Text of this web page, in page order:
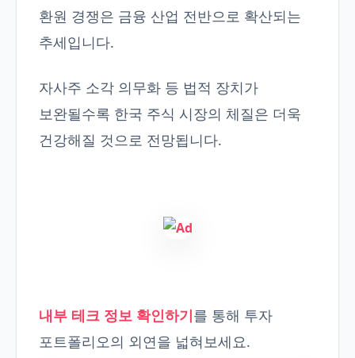
환원 경쟁은 금융 산업 전반으로 확산되는
추세입니다.
자사주 소각 의무화 등 법적 장치가
보완될수록 한국 주식 시장의 체질은 더욱
건강해질 것으로 전망됩니다.
내부 테크 정보 확인하기를 통해 투자
포트폴리오의 외연을 넓혀보세요.